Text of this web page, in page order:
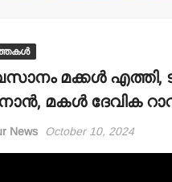
മക്കള്‍ എത്തി,
മകള്‍ ദേവിക
News October 10, 2024